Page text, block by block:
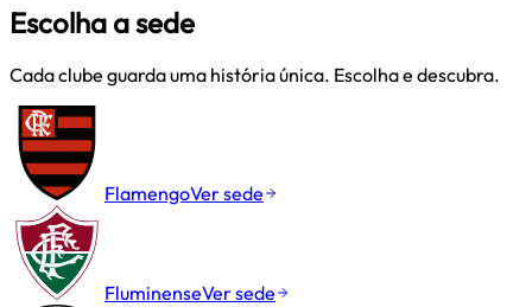
Escolha a sede
Cada clube guarda uma história única. Escolha e descubra.
FlamengoVer sede
FluminenseVer sede